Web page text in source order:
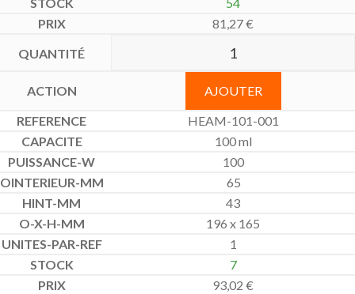
54
81,27€
AJOUTER
HEAM-101-001
100 ml
100
65
43
196 x 165
1
7
93,02 €